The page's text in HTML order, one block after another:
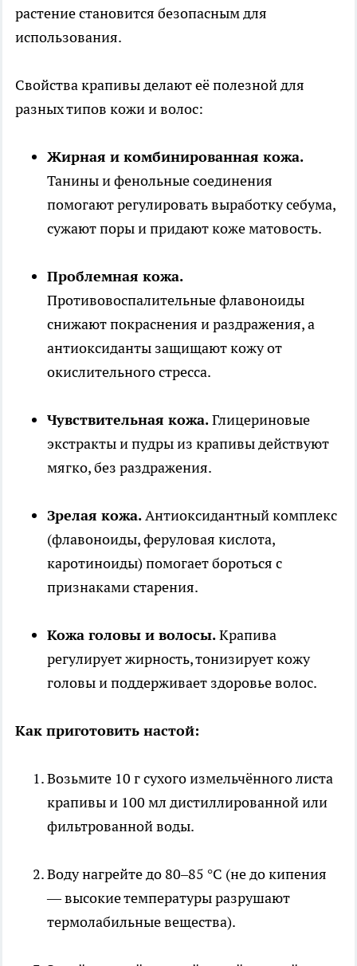
растение становится безопасным для
использования.
Свойства крапивы делают её полезной для
разных типов кожи и волос:
Жирная и комбинированная кожа.
Танины и фенольные соединения
помогают регулировать выработку себума,
сужают поры и придают коже матовость.
Проблемная кожа.
Противовоспалительные флавоноиды
снижают покраснения и раздражения, а
антиоксиданты защищают кожу от
окислительного стресса.
Чувствительная кожа.Глицериновые
экстракты и пудры из крапивы действуют
мягко, без раздражения.
Зрелая кожа.Антиоксидантный комплекс
(флавоноиды, феруловая кислота,
каротиноиды) помогает бороться с
признаками старения.
Кожа головы и волосы.Крапива
регулирует жирность, тонизирует кожу
головы и поддерживает здоровье волос.
Как приготовить настой:
Возьмите 10 г сухого измельчённого листа
крапивы и 100 мл дистиллированной или
фильтрованной воды.
Воду нагрейте до 80–85 °C (не до кипения
— высокие температуры разрушают
термолабильные вещества).